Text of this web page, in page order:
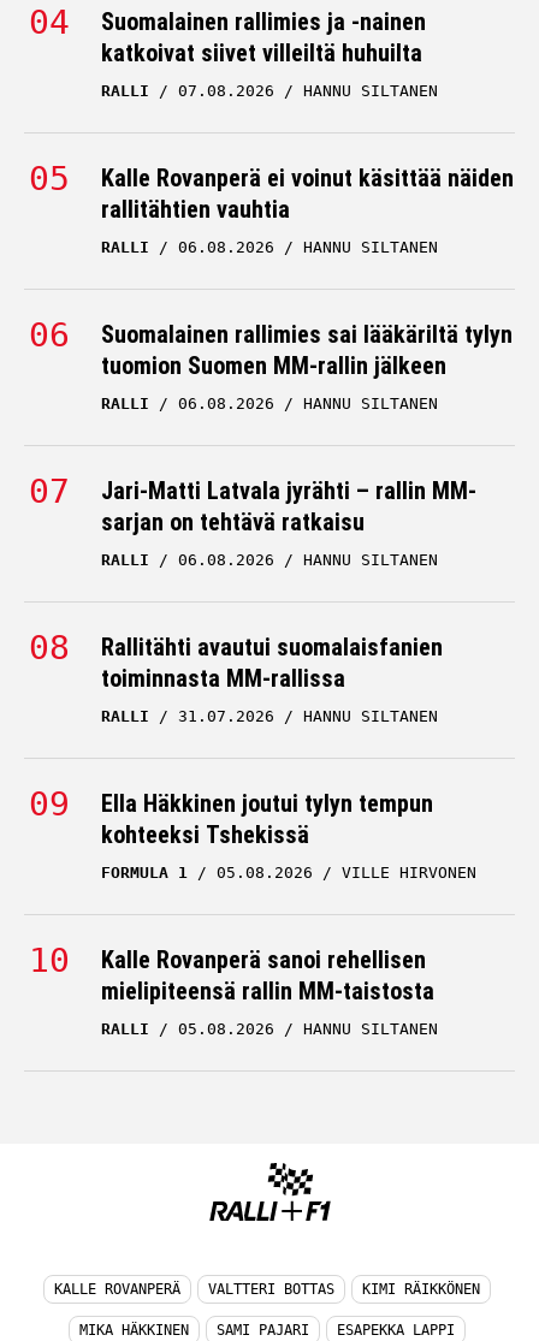
Suomalainen rallimies ja -nainen
katkoivat siivet villeiltä huhuilta
RALLI 07.08.2026 HANNU SILTANEN
Kalle Rovanperä ei voinut käsittää näiden
rallitähtien vauhtia
RALLI 06.08.2026 HANNU SILTANEN
Suomalainen rallimies sai lääkäriltä tylyn
tuomion Suomen MM-rallin jälkeen
RALLI 06.08.2026 HANNU SILTANEN
Jari-Matti Latvala jyrähti – rallin MM-
sarjan on tehtävä ratkaisu
RALLI 06.08.2026 HANNU SILTANEN
Rallitähti avautui suomalaisfanien
toiminnasta MM-rallissa
RALLI 31.07.2026 HANNU SILTANEN
Ella Häkkinen joutui tylyn tempun
kohteeksi Tshekissä
FORMULA 1 05.08.2026 VILLE HIRVONEN
Kalle Rovanperä sanoi rehellisen
mielipiteensä rallin MM-taistosta
RALLI 05.08.2026 HANNU SILTANEN
KALLE ROVANPERÄ VALTTERI BOTTAS KIMI RÄIKKÖNEN
MIKA HÄKKINEN SAMI PAJARI ESAPEKKA LAPPI